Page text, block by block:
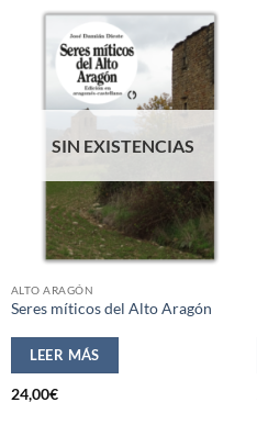
SIN EXISTENCIAS
ALTO ARAGÓN
Seres míticos del Alto Aragón
LEER MÁS
24,00€